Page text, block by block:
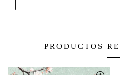
PRODUCTOS